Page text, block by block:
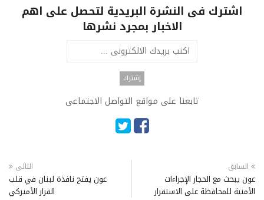
اشترك فى النشرة البريدية لتحصل على اهم
الاخبار بمجرد نشرها
تابعنا على مواقع التواصل الاجتماعى
السابق
عون يبحث مع الحجار الإجراءات
الأمنية للمحافظة على الاستقرار
التالى
عون يفتح نافذة لبنان في قلب
القرار الأميركي